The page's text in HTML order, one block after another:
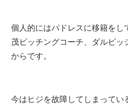
個人的にはパドレスに移籍をし
茂ピッチングコーチ、ダルビッ
からです。
今はヒジを故障してしまってい